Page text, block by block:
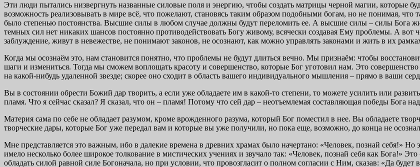
Эти люди пытались низвергнуть названные силовые поля и энергию, чтобы создать матрицы черной магии, которые
возможность реализовывать в мире всё, что пожелают, становясь таким образом подобными богам, но не понимая, что
было степенью постоянства. Высшие силы в любом случае должны будут переломить ее. А высшие силы – силы Бога
темных сил нет никаких шансов постоянно противодействовать Богу живому, всячески создавая Ему проблемы. А
заблуждение, живут в невежестве, не понимают законов, не осознают, как можно управлять законами и жить в их
Когда мы осознаём это, нам становится понятно, что проблемы не будут длиться вечно. Мы признаём: чтобы
шаги и измениться. Тогда мы сможем воплощать красоту и совершенство, которые Бог уготовил нам. Это
на какой-нибудь удаленной звезде; скорее оно сходит в область вашего индивидуального мышления – прямо в ваши
Вы в состоянии обрести Божий дар творить, а если уже обладаете им в какой-то степени, то можете усилить или
пламя. Что я сейчас сказал? Я сказал, что он – пламя! Потому что сей дар – неотъемлемая составляющая победы Бога
Материя сама по себе не обладает разумом, кроме врожденного разума, который Бог поместил в нее. Вы обладаете
творческие дары, которые Бог уже передал вам и которые вы уже получили, но пока еще, возможно, до конца не
Мне представляется это важным, ибо в далекие времена в древних храмах было начертано: «Человек, познай себя!»
имело несколько более широкое толкование в мистических учениях и звучало так: «Человек, познай себя как Бога!»
обладать силой равной силе Богоначала, но при условии, что провозгласит о полном согласии с Ним, сказав: «Да